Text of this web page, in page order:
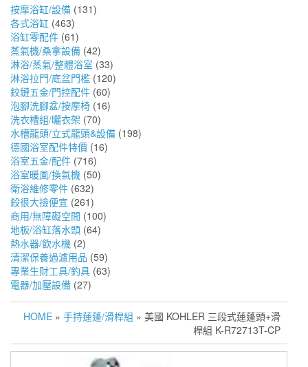
按摩浴缸/設備 (131)
各式浴缸 (463)
浴缸零配件 (61)
蒸氣機/桑拿設備 (42)
淋浴/蒸氣/整體浴室 (33)
淋浴拉門/底盆門檻 (120)
鉸鏈五金/門控配件 (60)
泡腳洗腳盆/按摩椅 (16)
洗衣槽組/曬衣架 (70)
水槽龍頭/立式龍頭&設備 (198)
德國浴室配件特價 (16)
浴室五金/配件 (716)
浴室暖風/換氣機 (50)
衛浴維修零件 (632)
殺很大撿便宜 (261)
商用/無障礙空間 (100)
地板/浴缸落水頭 (64)
熱水器/飲水機 (2)
清潔保養過濾用品 (59)
專業生財工具/釣具 (63)
電器/加壓設備 (27)
HOME » 手持蓮蓬/滑桿組 » 美國 KOHLER 三段式蓮蓬頭+滑
桿組 K-R72713T-CP